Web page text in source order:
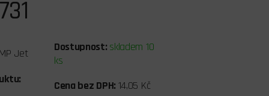
Jet Dostupnost: skladem 10
ks
Cena bez DPH: 14,05 Kč